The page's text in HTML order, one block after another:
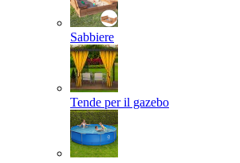
Sabbiere
Tende per il gazebo